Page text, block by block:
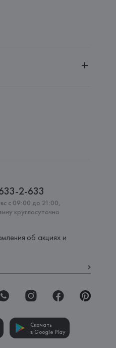
2-633
с 09:00 до 21:00,
круглосуточно
об акциях и
Скачать
в Google Play